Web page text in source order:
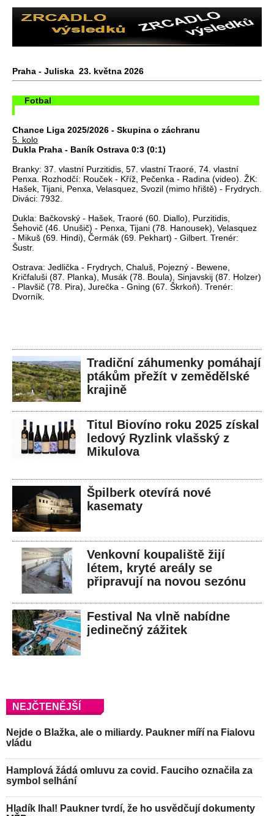
Praha - Juliska 23. května 2026
Fotbal
Chance Liga 2025/2026 - Skupina o záchranu
5. kolo
Dukla Praha - Baník Ostrava 0:3 (0:1)
Branky: 37. vlastní Purzitidis, 57. vlastní Traoré, 74. vlastní
Penxa. Rozhodčí: Rouček - Kříž, Pečenka - Radina (video). ŽK:
Hašek, Tijani, Penxa, Velasquez, Svozil (mimo hřiště) - Frydrych.
Diváci: 7932.
Dukla: Bačkovský - Hašek, Traoré (60. Diallo), Purzitidis,
Šehovič (46. Unušič) - Penxa, Tijani (78. Hanousek), Velasquez
- Mikuš (69. Hindi), Čermák (69. Pekhart) - Gilbert. Trenér:
Šustr.
Ostrava: Jedlička - Frydrych, Chaluš, Pojezný - Bewene,
Kričfaluši (87. Planka), Musák (78. Boula), Sinjavskij (87. Holzer)
- Plavšič (78. Pira), Jurečka - Gning (67. Škrkoň). Trenér:
Dvorník.
Tradiční záhumenky pomáhají
ptákům přežít v zemědělské
krajině
Titul Biovíno roku 2025 získal
ledový Ryzlink vlašský z
Mikulova
Špilberk otevírá nové
kasematy
Venkovní koupaliště žijí
létem, kryté areály se
připravují na novou sezónu
Festival Na vlně nabídne
jedinečný zážitek
NEJČTENĚJŠÍ
Nejde o Blažka, ale o miliardy. Paukner míří na Fialovu
vládu
Hamplová žádá omluvu za covid. Fauciho označila za
symbol selhání
Hladík lhal! Paukner tvrdí, že ho usvědčují dokumenty